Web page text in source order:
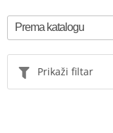
Prikaži filtar